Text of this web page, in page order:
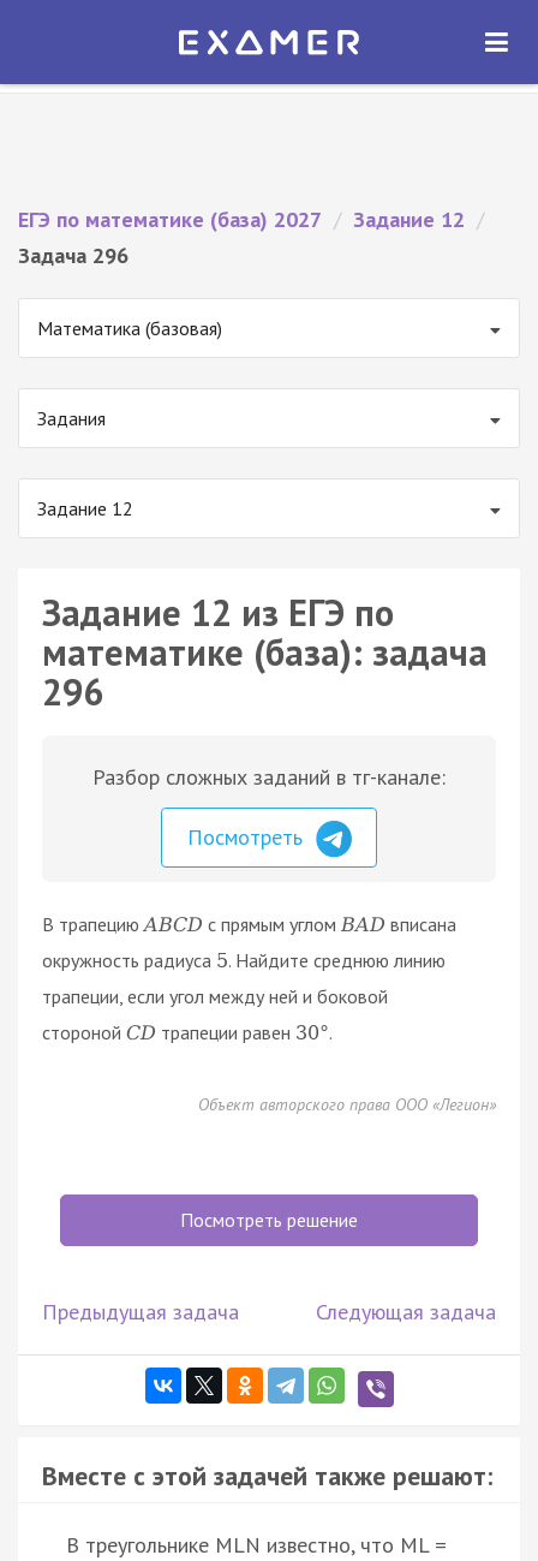
Экзамер — ЕГЭ 2027
ОТКРЫТЬ
ЕГЭ по математике (база) 2027 / Задание 12 /
Задача 296
Математика (базовая)
Задания
Задание 12
Задание 12 из ЕГЭ по
математике (база): задача
296
Разбор сложных заданий в тг-канале:
Посмотреть
В трапецию ABCD с прямым углом BAD вписана
окружность радиуса 5. Найдите среднюю линию
трапеции, если угол между ней и боковой
стороной CD трапеции равен 30°.
Объект авторского права ООО «Легион»
Посмотреть решение
Предыдущая задача Следующая задача
Вместе с этой задачей также решают:
В треугольнике MLN известно, что ML =